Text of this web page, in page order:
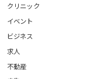
クリニック
イベント
ビジネス
求人
不動産